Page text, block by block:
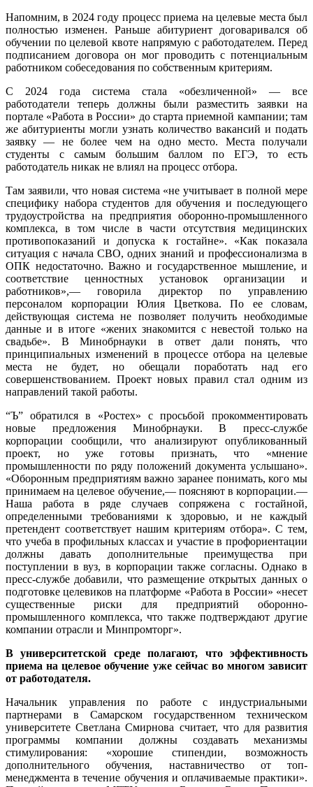
Напомним, в 2024 году процесс приема на целевые места был
полностью изменен. Раньше абитуриент договаривался об
обучении по целевой квоте напрямую с работодателем. Перед
подписанием договора он мог проводить с потенциальным
работником собеседования по собственным критериям.
С 2024 года система стала «обезличенной» — все
работодатели теперь должны были разместить заявки на
портале «Работа в России» до старта приемной кампании; там
же абитуриенты могли узнать количество вакансий и подать
заявку — не более чем на одно место. Места получали
студенты с самым большим баллом по ЕГЭ, то есть
работодатель никак не влиял на процесс отбора.
Там заявили, что новая система «не учитывает в полной мере
специфику набора студентов для обучения и последующего
трудоустройства на предприятия оборонно-промышленного
комплекса, в том числе в части отсутствия медицинских
противопоказаний и допуска к гостайне». «Как показала
ситуация с начала СВО, одних знаний и профессионализма в
ОПК недостаточно. Важно и государственное мышление, и
соответствие ценностных установок организации и
работников»,— говорила директор по управлению
персоналом корпорации Юлия Цветкова. По ее словам,
действующая система не позволяет получить необходимые
данные и в итоге «жених знакомится с невестой только на
свадьбе». В Минобрнауки в ответ дали понять, что
принципиальных изменений в процессе отбора на целевые
места не будет, но обещали поработать над его
совершенствованием. Проект новых правил стал одним из
направлений такой работы.
“Ъ” обратился в «Ростех» с просьбой прокомментировать
новые предложения Минобрнауки. В пресс-службе
корпорации сообщили, что анализируют опубликованный
проект, но уже готовы признать, что «мнение
промышленности по ряду положений документа услышано».
«Оборонным предприятиям важно заранее понимать, кого мы
принимаем на целевое обучение,— поясняют в корпорации.—
Наша работа в ряде случаев сопряжена с гостайной,
определенными требованиями к здоровью, и не каждый
претендент соответствует нашим критериям отбора». С тем,
что учеба в профильных классах и участие в профориентации
должны давать дополнительные преимущества при
поступлении в вуз, в корпорации также согласны. Однако в
пресс-службе добавили, что размещение открытых данных о
подготовке целевиков на платформе «Работа в России» «несет
существенные риски для предприятий оборонно-
промышленного комплекса, что также подтверждают другие
компании отрасли и Минпромторг».
В университетской среде полагают, что эффективность
приема на целевое обучение уже сейчас во многом зависит
от работодателя.
Начальник управления по работе с индустриальными
партнерами в Самарском государственном техническом
университете Светлана Смирнова считает, что для развития
программы компании должны создавать механизмы
стимулирования: «хорошие стипендии, возможность
дополнительного обучения, наставничество от топ-
менеджмента в течение обучения и оплачиваемые практики».